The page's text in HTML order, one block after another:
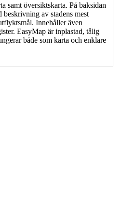
samt översiktskarta. På baksidan
av stadens mest
Innehåller även
EasyMap är inplastad, tålig
både som karta och enklare